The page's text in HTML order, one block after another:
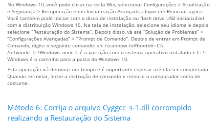
No Windows 10, você pode clicar na tecla Win, selecionar Configurações > Atualização
e Segurança > Recuperação e em Inicialização Avançada, clique em Reiniciar agora.
Você também pode iniciar com o disco de instalação ou flash drive USB inicializável
com a distribuição Windows 10. Na tela de instalação, selecione seu idioma e depois
selecione “Restauração do Sistema”. Depois disso, vá até “Solução de Problemas” >
“Configurações Avançadas” > “Prompt de Comando”. Depois de entrar em Prompt de
Comando, digite o seguinte comando: sfc /scannow /offbootdir=C:\
/offwindir=C:\Windows onde C é a partição com o sistema operativo instalado e C: \
Windows é o caminho para a pasta do Windows 10.
Esta operação irá demorar um tempo e é importante esperar até ela ser completada.
Quando terminar, feche a instrução de comando e reinicie o computador como de
costume.
Método 6: Corrija o arquivo Cyggcc_s-1.dll corrompido
realizando a Restauração do Sistema